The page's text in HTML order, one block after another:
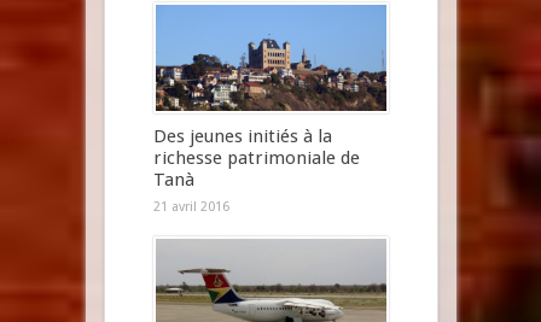
Des jeunes initiés à la
richesse patrimoniale de
Tanà
21 avril 2016